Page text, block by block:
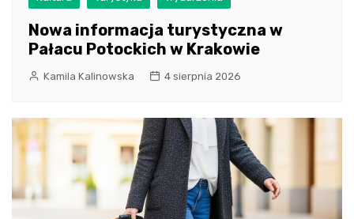
Nowa informacja turystyczna w
Pałacu Potockich w Krakowie
Kamila Kalinowska 4 sierpnia 2026